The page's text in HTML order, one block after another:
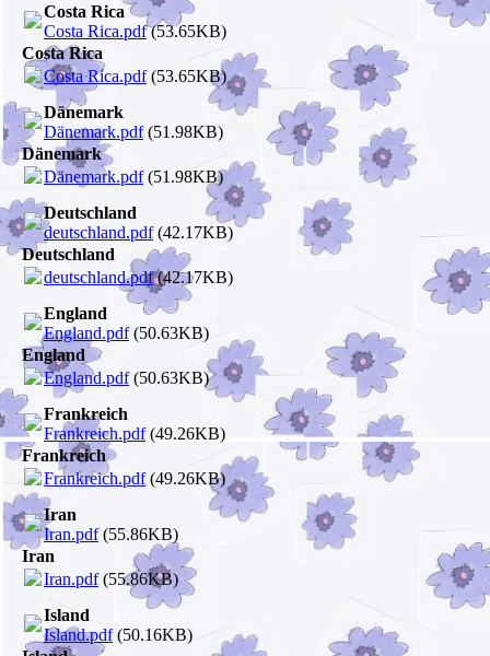
Costa Rica
Costa Rica.pdf(53.65KB)
Costa Rica
Costa Rica.pdf(53.65KB)
Dänemark
Dänemark.pdf(51.98KB)
Dänemark
Dänemark.pdf(51.98KB)
Deutschland
deutschland.pdf(42.17KB)
Deutschland
deutschland.pdf(42.17KB)
England
England.pdf(50.63KB)
England
England.pdf(50.63KB)
Frankreich
Frankreich.pdf(49.26KB)
Frankreich
Frankreich.pdf(49.26KB)
Iran
Iran.pdf(55.86KB)
Iran
Iran.pdf(55.86KB)
Island
Island.pdf(50.16KB)